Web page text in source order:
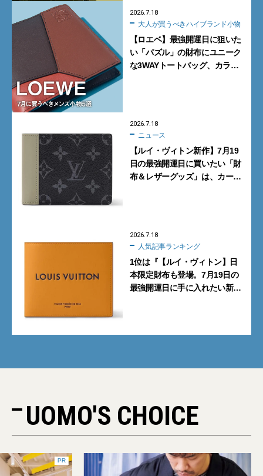
2026.7.18
大人が買うべきハイブランド小物
【ロエベ】最強開運日に狙いた
い「パズル」の財布にユニーク
な3WAYトートバッグ、カラフ
2026.7.18
ニュース
【ルイ・ヴィトン新作】7月19
日の最強開運日に買いたい「財
布＆レザーグッズ」は、カーキ
2026.7.18
人気記事ランキング
1位は『【ルイ・ヴィトン】日
本限定財布も登場。7月19日の
最強開運日に手に入れたい新作
UOMO'S CHOICE
PR